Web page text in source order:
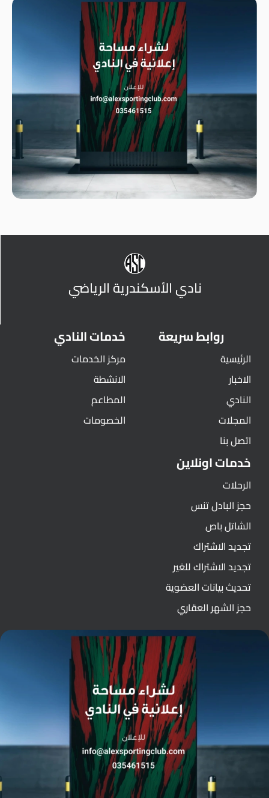
نادي الأسكندرية الرياضي
روابط سريعة
الرئيسية
الاخبار
النادي
المجلات
اتصل بنا
خدمات النادي
مركز الخدمات
الانشطة
المطاعم
الخصومات
خدمات اونلاين
الرحلات
حجز البادل تنس
الشاتل باص
تجديد الاشتراك
تجديد الاشتراك للغير
تحديث بيانات العضوية
حجز الشهر العقاري